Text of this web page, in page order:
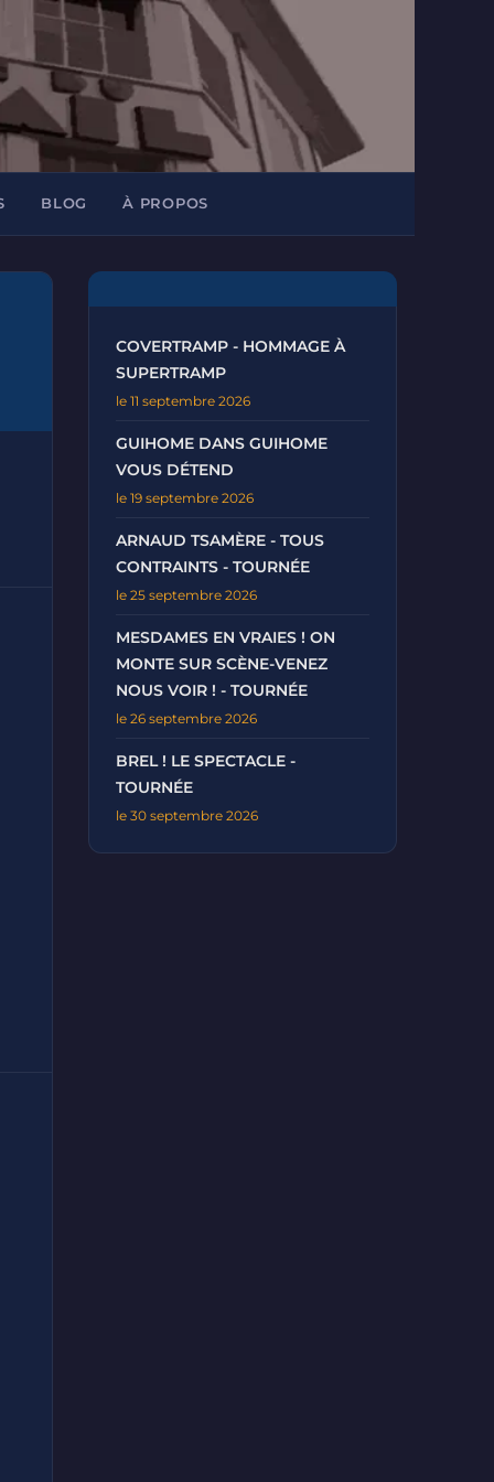
BLOG À PROPOS
COVERTRAMP - HOMMAGE À
SUPERTRAMP
le 11 septembre 2026
GUIHOME DANS GUIHOME
VOUS DÉTEND
le 19 septembre 2026
ARNAUD TSAMÈRE - TOUS
CONTRAINTS - TOURNÉE
le 25 septembre 2026
MESDAMES EN VRAIES ! ON
MONTE SUR SCÈNE-VENEZ
NOUS VOIR ! - TOURNÉE
le 26 septembre 2026
BREL ! LE SPECTACLE -
TOURNÉE
le 30 septembre 2026